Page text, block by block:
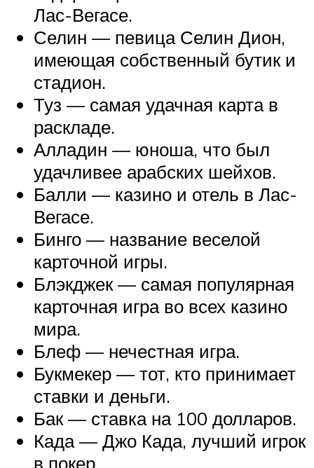
Лас-Вегасе.
Селин — певица Селин Дион,
имеющая собственный бутик и
стадион.
Туз — самая удачная карта в
раскладе.
Алладин — юноша, что был
удачливее арабских шейхов.
Балли — казино и отель в Лас-
Вегасе.
Бинго — название веселой
карточной игры.
Блэкджек — самая популярная
карточная игра во всех казино
мира.
Блеф — нечестная игра.
Букмекер — тот, кто принимает
ставки и деньги.
Бак — ставка на 100 долларов.
Када — Джо Када, лучший игрок
в покер.